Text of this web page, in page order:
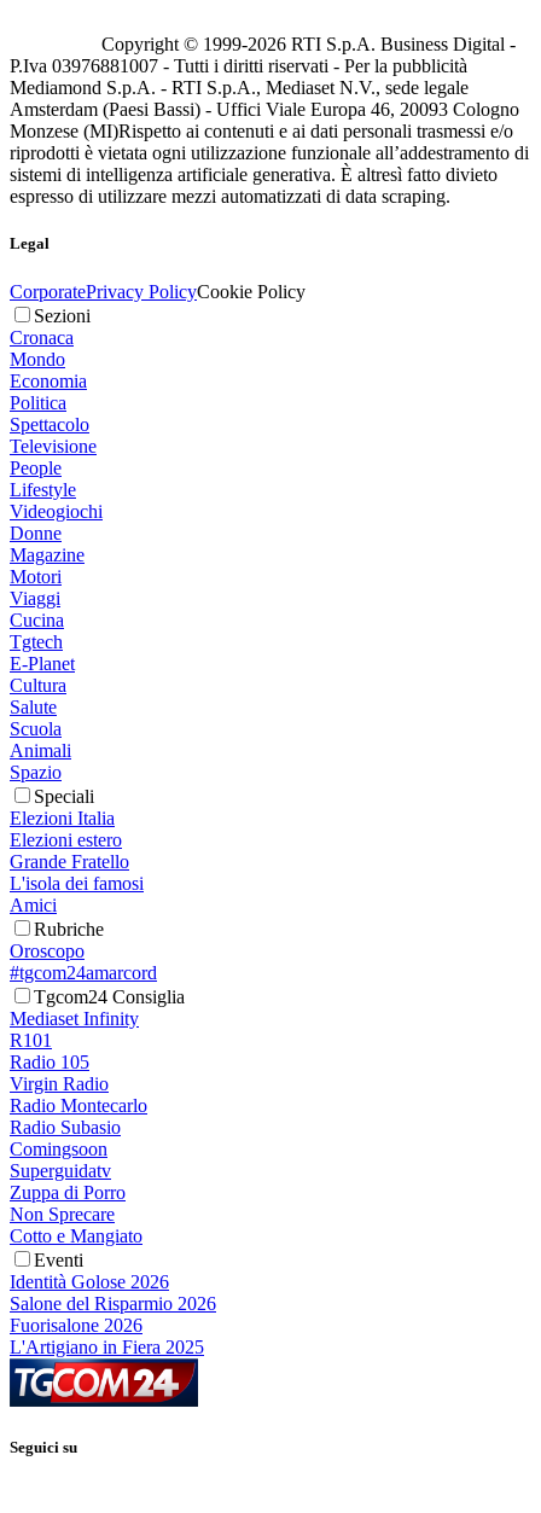
Copyright © 1999-2026 RTI S.p.A. Business Digital -
P.Iva 03976881007 - Tutti i diritti riservati - Per la pubblicità
Mediamond S.p.A. - RTI S.p.A., Mediaset N.V., sede legale
Amsterdam (Paesi Bassi) - Uffici Viale Europa 46, 20093 Cologno
Monzese (MI)Rispetto ai contenuti e ai dati personali trasmessi e/o
riprodotti è vietata ogni utilizzazione funzionale all’addestramento di
sistemi di intelligenza artificiale generativa. È altresì fatto divieto
espresso di utilizzare mezzi automatizzati di data scraping.
Legal
CorporatePrivacy PolicyCookie Policy
Sezioni
Cronaca
Mondo
Economia
Politica
Spettacolo
Televisione
People
Lifestyle
Videogiochi
Donne
Magazine
Motori
Viaggi
Cucina
Tgtech
E-Planet
Cultura
Salute
Scuola
Animali
Spazio
Speciali
Elezioni Italia
Elezioni estero
Grande Fratello
L'isola dei famosi
Amici
Rubriche
Oroscopo
#tgcom24amarcord
Tgcom24 Consiglia
Mediaset Infinity
R101
Radio 105
Virgin Radio
Radio Montecarlo
Radio Subasio
Comingsoon
Superguidatv
Zuppa di Porro
Non Sprecare
Cotto e Mangiato
Eventi
Identità Golose 2026
Salone del Risparmio 2026
Fuorisalone 2026
L'Artigiano in Fiera 2025
Seguici su